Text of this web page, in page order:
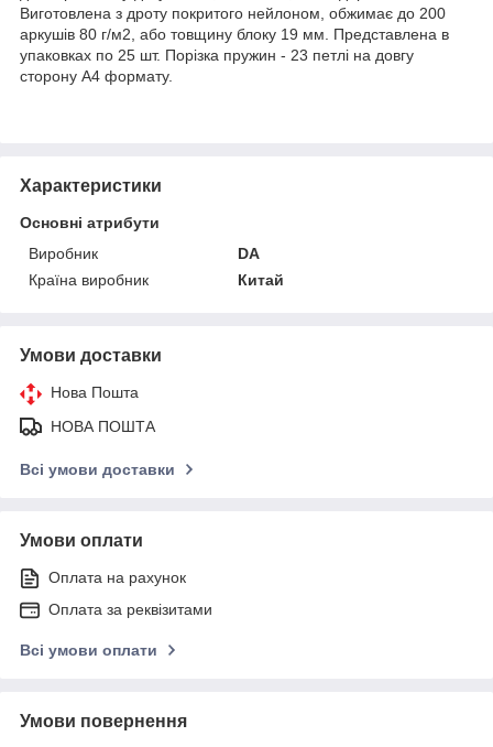
Виготовлена з дроту покритого нейлоном, обжимає до 200
аркушів 80 г/м2, або товщину блоку 19 мм. Представлена в
упаковках по 25 шт. Порізка пружин - 23 петлі на довгу
сторону А4 формату.
Характеристики
Основні атрибути
Виробник
DA
Країна виробник
Китай
Умови доставки
Нова Пошта
НОВА ПОШТА
Всі умови доставки
Умови оплати
Оплата на рахунок
Оплата за реквізитами
Всі умови оплати
Умови повернення